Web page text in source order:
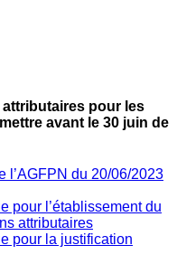
pour les
avant le 30 juin de
l’AGFPN du 20/06/2023
pour l’établissement du
attributaires
pour la justification